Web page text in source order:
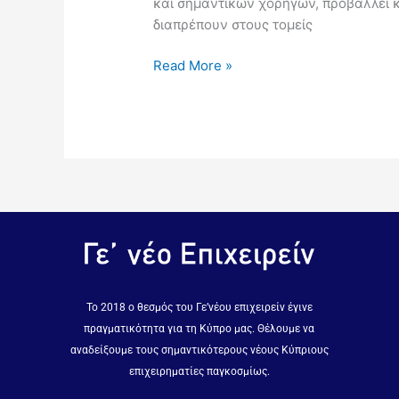
διαπρέπουν στους τομείς
Read More »
Το 2018 ο θεσμός του Γε’νέου επιχειρείν έγινε
πραγματικότητα για τη Κύπρο μας. Θέλουμε να
αναδείξουμε τους σημαντικότερους νέους Κύπριους
επιχειρηματίες παγκοσμίως.